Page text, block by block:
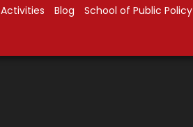
Activities Blog School of Public Policy